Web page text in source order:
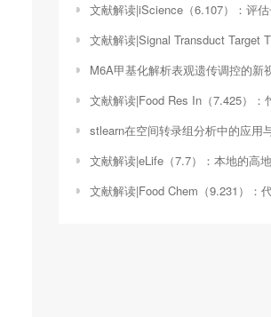
文献解读|iScience（6.107）：评估长期受辐射的腮腺中的转录景观和细胞
文献解读|Signal Transduct Target Ther（39.3）：短期禁食后小鼠大脑整体代谢特征动态的
M6A甲基化解析表观遗传调控的新视角（m6A甲基化与异染
文献解读|Food Res In（7.425）：竹子不溶性膳食纤维的体外粪便发酵特性及其对人体肠道
stlearn在空间转录组分析中的应用与前景（空间转录组
文献解读|eLife（7.7）：本地的高地人胎盘中性别偏向的调节变化促进胎儿的适应
文献解读|Food Chem（9.231）：代谢组学和肠道微生物组学揭示6-姜烯酚对肥胖的